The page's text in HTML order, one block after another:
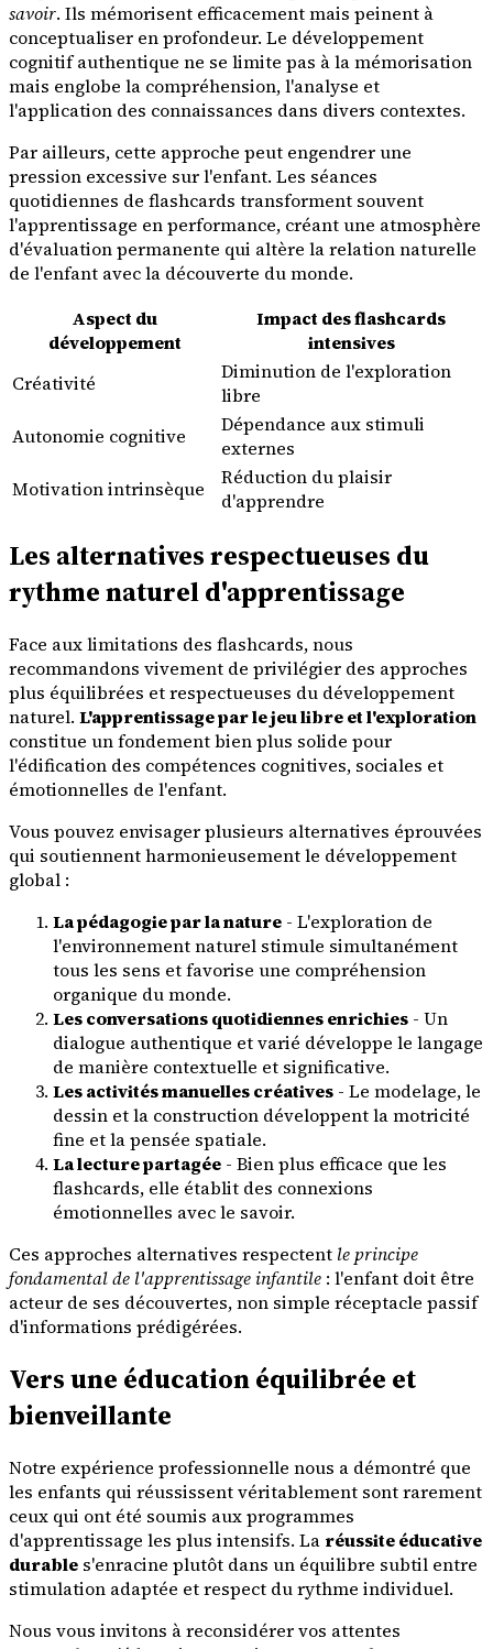
savoir. Ils mémorisent efficacement mais peinent à
conceptualiser en profondeur. Le développement
cognitif authentique ne se limite pas à la mémorisation
mais englobe la compréhension, l'analyse et
l'application des connaissances dans divers contextes.
Par ailleurs, cette approche peut engendrer une
pression excessive sur l'enfant. Les séances
quotidiennes de flashcards transforment souvent
l'apprentissage en performance, créant une atmosphère
d'évaluation permanente qui altère la relation naturelle
de l'enfant avec la découverte du monde.
Aspect du
développement
Impact des flashcards
intensives
Créativité
Diminution de l'exploration
libre
Autonomie cognitive
Dépendance aux stimuli
externes
Motivation intrinsèque
Réduction du plaisir
d'apprendre
Les alternatives respectueuses du
rythme naturel d'apprentissage
Face aux limitations des flashcards, nous
recommandons vivement de privilégier des approches
plus équilibrées et respectueuses du développement
naturel. L'apprentissage par le jeu libre et l'exploration
constitue un fondement bien plus solide pour
l'édification des compétences cognitives, sociales et
émotionnelles de l'enfant.
Vous pouvez envisager plusieurs alternatives éprouvées
qui soutiennent harmonieusement le développement
global :
La pédagogie par la nature - L'exploration de
l'environnement naturel stimule simultanément
tous les sens et favorise une compréhension
organique du monde.
Les conversations quotidiennes enrichies - Un
dialogue authentique et varié développe le langage
de manière contextuelle et significative.
Les activités manuelles créatives - Le modelage, le
dessin et la construction développent la motricité
fine et la pensée spatiale.
La lecture partagée - Bien plus efficace que les
flashcards, elle établit des connexions
émotionnelles avec le savoir.
Ces approches alternatives respectent le principe
fondamental de l'apprentissage infantile : l'enfant doit être
acteur de ses découvertes, non simple réceptacle passif
d'informations prédigérées.
Vers une éducation équilibrée et
bienveillante
Notre expérience professionnelle nous a démontré que
les enfants qui réussissent véritablement sont rarement
ceux qui ont été soumis aux programmes
d'apprentissage les plus intensifs. La réussite éducative
durable s'enracine plutôt dans un équilibre subtil entre
stimulation adaptée et respect du rythme individuel.
Nous vous invitons à reconsidérer vos attentes